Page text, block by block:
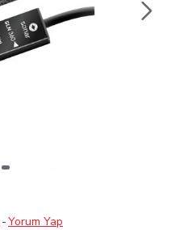
-Yorum Yap